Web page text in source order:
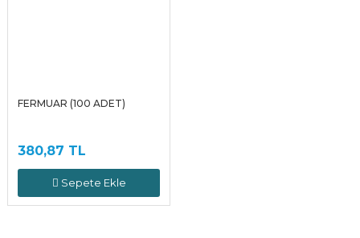
FERMUAR (100 ADET)
380,87 TL
Sepete Ekle